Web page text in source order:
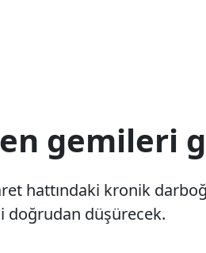
gemileri
hattındaki kronik
doğrudan düşürecek.